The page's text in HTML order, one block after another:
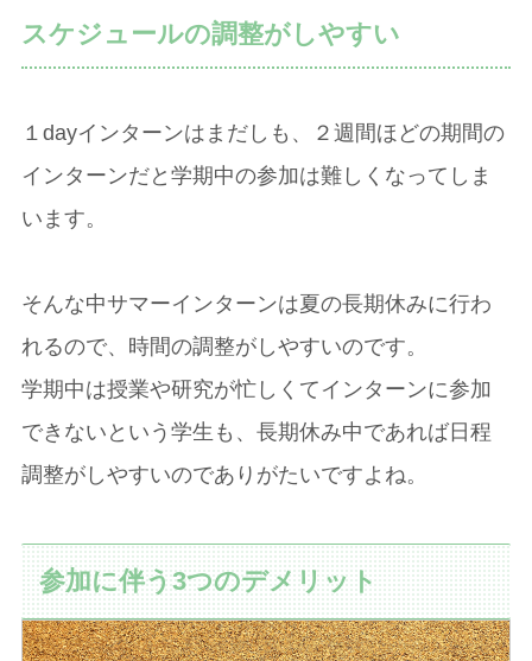
スケジュールの調整がしやすい
１dayインターンはまだしも、２週間ほどの期間の
インターンだと学期中の参加は難しくなってしま
います。
そんな中サマーインターンは夏の長期休みに行わ
れるので、時間の調整がしやすいのです。
学期中は授業や研究が忙しくてインターンに参加
できないという学生も、長期休み中であれば日程
調整がしやすいのでありがたいですよね。
参加に伴う3つのデメリット